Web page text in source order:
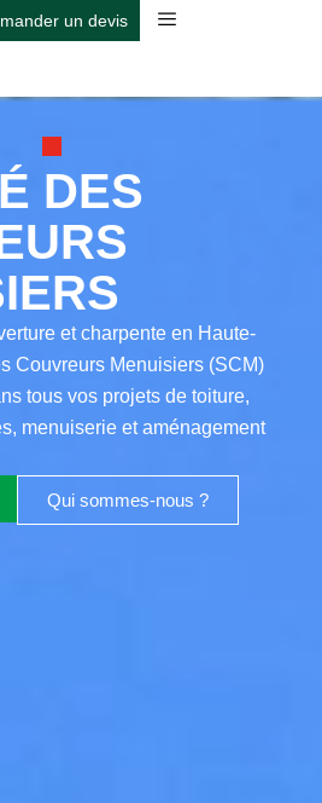
un devis
DES
et charpente en Haute-
Couvreurs Menuisiers (SCM)
tous vos projets de toiture,
menuiserie et aménagement
Qui sommes-nous ?